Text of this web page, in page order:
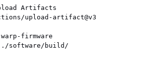
Artifacts
upload-artifact@v3
firmware